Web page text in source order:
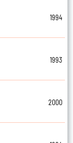
1994
1993
2000